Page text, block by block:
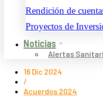
Rendición de
Proyectos de
Noticias
Alertas
16 Dic 2024
/
Acuerdos 2024